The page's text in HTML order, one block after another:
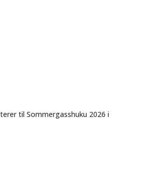
til Sommergasshuku 2026 i